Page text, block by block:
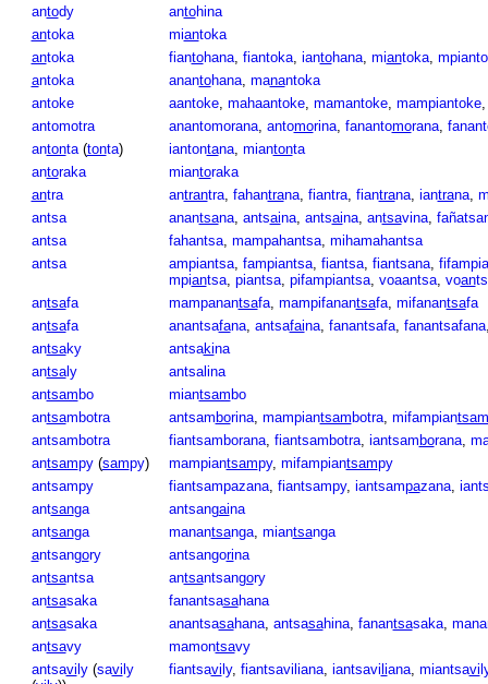
antody antohina
antoka miantoka
antoka fiantohana, fiantoka, iantohana, miantoka,
antoka anantohana, manantoka
antoke
aantoke, mahaantoke, mamantoke, mampiantoke
antomotra
anantomorana, antomorina, fanantomorana,
antonta(tonta) iantontana, miantonta
antoraka miantoraka
antra antrantra, fahantrana, fiantra, fiantrana, iantrana,
antsa
anantsana, antsaina, antsaina, antsavina,
antsa
fahantsa, mampahantsa, mihamahantsa
antsa
ampiantsa, fampiantsa, fiantsa, fiantsana,
mpiantsa, piantsa, pifampiantsa, voaantsa, voan
antsafa mampanantsafa, mampifanantsafa, mifanantsafa
antsafa anantsafana, antsafaina, fanantsafa, fanantsafana
antsaky antsakina
antsaly
antsalina
antsam bo miantsam bo
antsambotra antsam borina, mampiantsam botra, mifampiantsam
antsambotra
fiantsamborana, fiantsambotra, iantsam borana,
antsampy(sampy) mampiantsampy, mifampiantsampy
antsampy
fiantsampazana, fiantsampy, iantsampazana,
antsanga antsangaina
antsanga manantsanga, miantsanga
antsangory antsangorina
antsantsa antsantsangory
antsasaka fanantsasahana
antsasaka anantsasahana, antsasahina, fanantsasaka,
antsavy mamontsavy
antsavi ly(savi ly
fiantsavi ly, fiantsaviliana, iantsavi liana, miantsavi